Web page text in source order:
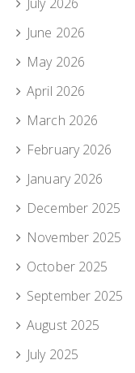
June 2026
May 2026
April 2026
March 2026
February 2026
January 2026
December 2025
November 2025
October 2025
September 2025
August 2025
July 2025